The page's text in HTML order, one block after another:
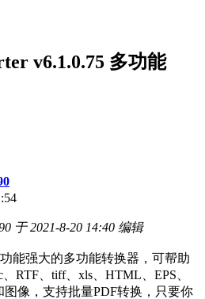
v6.1.0.75 多功能
于 2021-8-20 14:40 编辑
功能强大的多功能转换器，可帮助
RTF、tiff、xls、HTML、EPS、
图像，支持批量PDF转换，只要你